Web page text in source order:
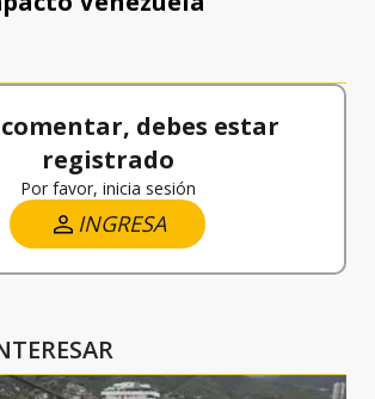
debes estar
registrado
Por favor, inicia sesión
INGRESA